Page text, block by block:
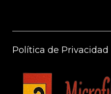
Política de Privacidad